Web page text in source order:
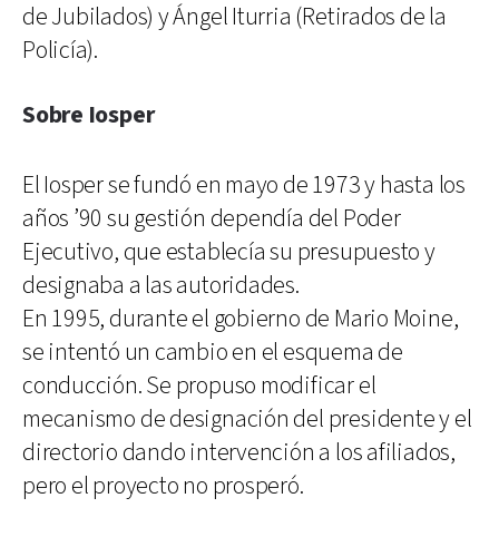
de Jubilados) y Ángel Iturria (Retirados de la
Policía).
Sobre Iosper
El Iosper se fundó en mayo de 1973 y hasta los
años ’90 su gestión dependía del Poder
Ejecutivo, que establecía su presupuesto y
designaba a las autoridades.
En 1995, durante el gobierno de Mario Moine,
se intentó un cambio en el esquema de
conducción. Se propuso modificar el
mecanismo de designación del presidente y el
directorio dando intervención a los afiliados,
pero el proyecto no prosperó.